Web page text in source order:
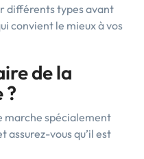
différents types avant
convient le mieux à vos
de la
?
marche spécialement
assurez-vous qu’il est